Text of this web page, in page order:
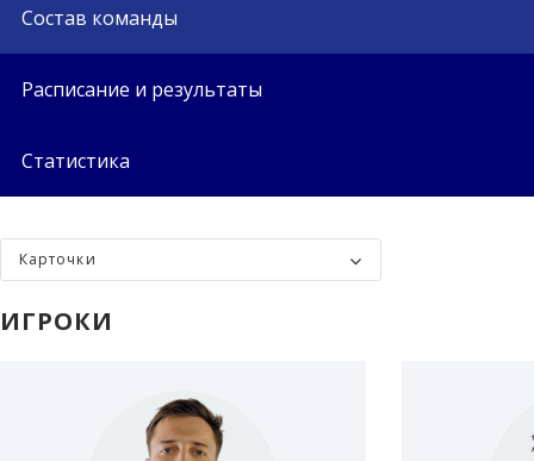
Состав команды
Расписание и результаты
Статистика
Карточки
ИГРОКИ